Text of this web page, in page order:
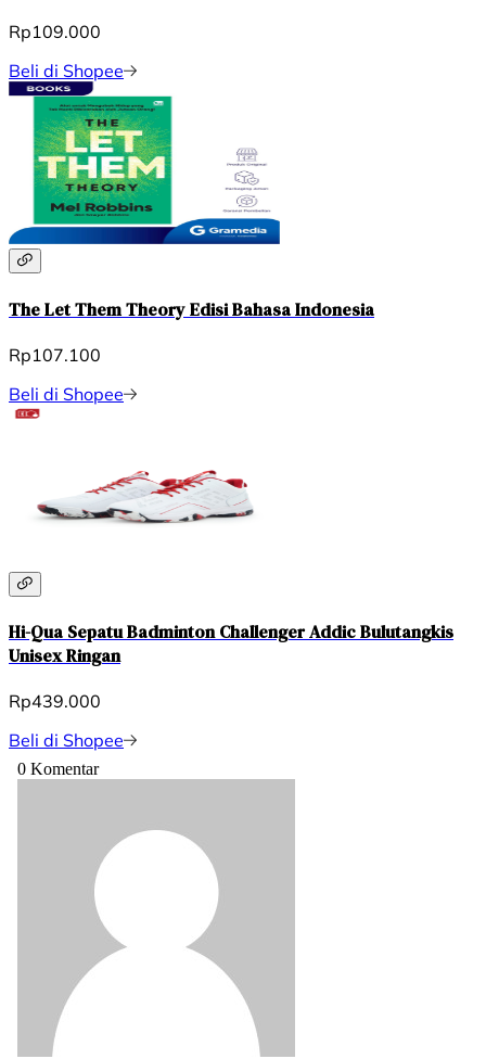
Rp109.000
Beli di Shopee
The Let Them Theory Edisi Bahasa Indonesia
Rp107.100
Beli di Shopee
Hi-Qua Sepatu Badminton Challenger Addic Bulutangkis
Unisex Ringan
Rp439.000
Beli di Shopee